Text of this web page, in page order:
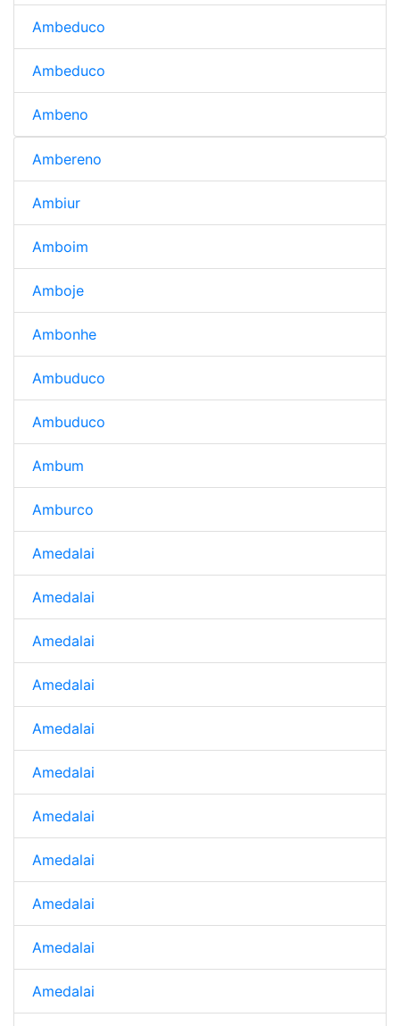
Ambeduco
Ambeduco
Ambeno
Ambereno
Ambiur
Amboim
Amboje
Ambonhe
Ambuduco
Ambuduco
Ambum
Amburco
Amedalai
Amedalai
Amedalai
Amedalai
Amedalai
Amedalai
Amedalai
Amedalai
Amedalai
Amedalai
Amedalai